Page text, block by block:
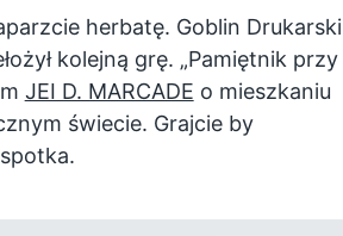
herbatę. Goblin Drukarski
kolejną grę. „Pamiętnik przy
JEI D. MARCADE o mieszkaniu
świecie. Grajcie by